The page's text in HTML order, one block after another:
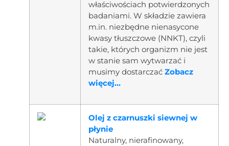
właściwościach potwierdzonych
badaniami. W składzie zawiera
m.in. niezbędne nienasycone
kwasy tłuszczowe (NNKT), czyli
takie, których organizm nie jest
w stanie sam wytwarzać i
musimy dostarczać Zobacz
więcej...
Olej z czarnuszki siewnej w
płynie
Naturalny, nierafinowany,